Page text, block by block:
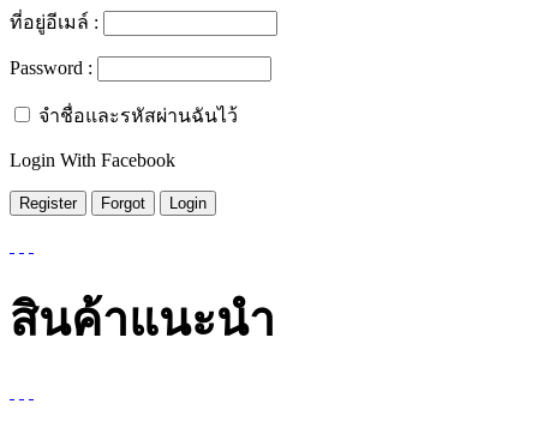
ที่อยู่อีเมล์ :
Password :
จำชื่อและรหัสผ่านฉันไว้
Login With Facebook
สินค้าแนะนำ